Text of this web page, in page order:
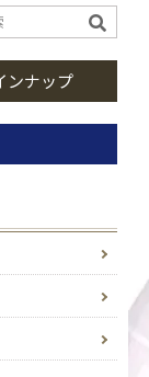
ンナップ